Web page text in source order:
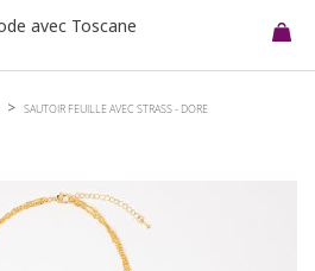
SAUTOIR FEUILLE AVEC STRASS - DORE